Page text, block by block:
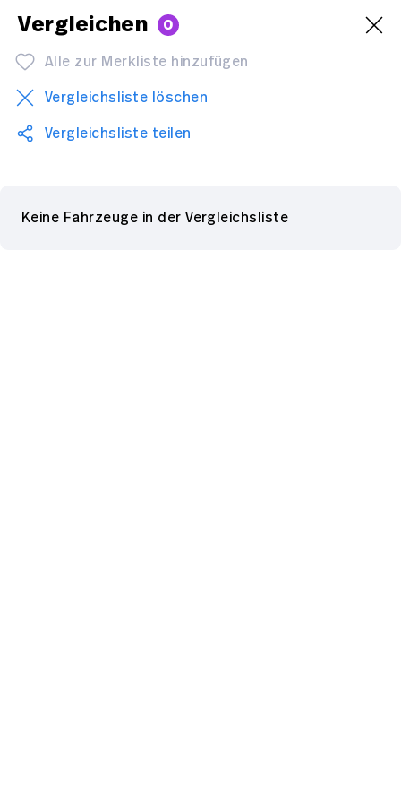
Vergleichen 0
Alle zur Merkliste hinzufügen
Vergleichsliste löschen
Vergleichsliste teilen
Keine Fahrzeuge in der Vergleichsliste